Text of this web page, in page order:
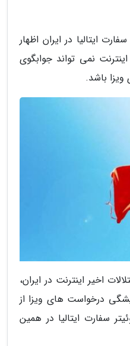
ایتالیا در ایران اظهار
نمی تواند جوابگوی
باشد.
اخیر اینترنت در ایران،
درخواست های ویزا از
سفارت ایتالیا در همین